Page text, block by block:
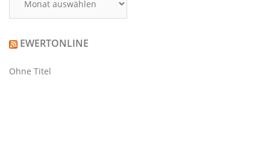
EWERTONLINE
Ohne Titel